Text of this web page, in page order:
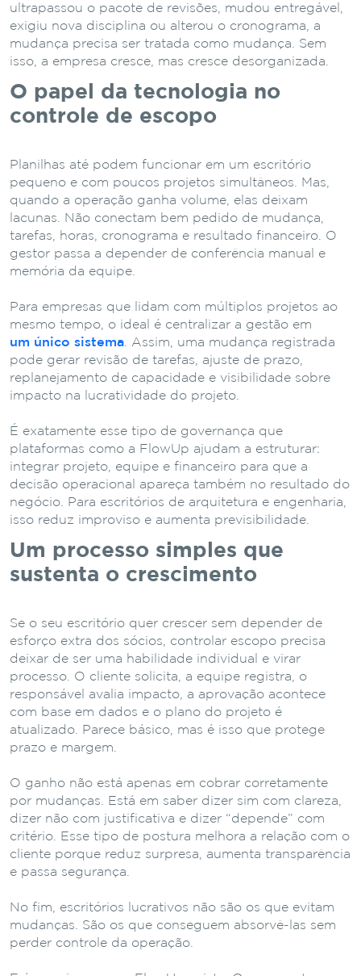
ultrapassou o pacote de revisões, mudou entregável,
exigiu nova disciplina ou alterou o cronograma, a
mudança precisa ser tratada como mudança. Sem
isso, a empresa cresce, mas cresce desorganizada.
O papel da tecnologia no
controle de escopo
Planilhas até podem funcionar em um escritório
pequeno e com poucos projetos simultâneos. Mas,
quando a operação ganha volume, elas deixam
lacunas. Não conectam bem pedido de mudança,
tarefas, horas, cronograma e resultado financeiro. O
gestor passa a depender de conferência manual e
memória da equipe.
Para empresas que lidam com múltiplos projetos ao
mesmo tempo, o ideal é centralizar a gestão em
um único sistema . Assim, uma mudança registrada
pode gerar revisão de tarefas, ajuste de prazo,
replanejamento de capacidade e visibilidade sobre
impacto na lucratividade do projeto.
É exatamente esse tipo de governança que
plataformas como a FlowUp ajudam a estruturar:
integrar projeto, equipe e financeiro para que a
decisão operacional apareça também no resultado do
negócio. Para escritórios de arquitetura e engenharia,
isso reduz improviso e aumenta previsibilidade.
Um processo simples que
sustenta o crescimento
Se o seu escritório quer crescer sem depender de
esforço extra dos sócios, controlar escopo precisa
deixar de ser uma habilidade individual e virar
processo. O cliente solicita, a equipe registra, o
responsável avalia impacto, a aprovação acontece
com base em dados e o plano do projeto é
atualizado. Parece básico, mas é isso que protege
prazo e margem.
O ganho não está apenas em cobrar corretamente
por mudanças. Está em saber dizer sim com clareza,
dizer não com justificativa e dizer “depende” com
critério. Esse tipo de postura melhora a relação com o
cliente porque reduz surpresa, aumenta transparência
e passa segurança.
No fim, escritórios lucrativos não são os que evitam
mudanças. São os que conseguem absorvê-las sem
perder controle da operação.